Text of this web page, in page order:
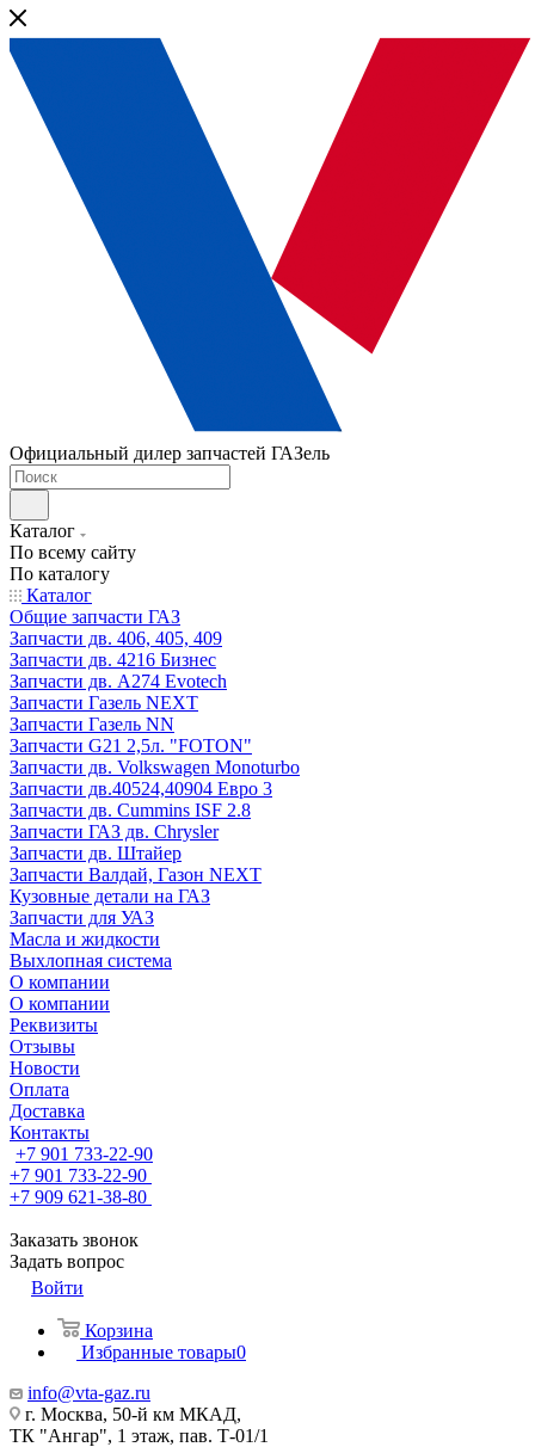
Официальный дилер запчастей ГАЗель
Каталог
По всему сайту
По каталогу
Каталог
Общие запчасти ГАЗ
Запчасти дв. 406, 405, 409
Запчасти дв. 4216 Бизнес
Запчасти дв. A274 Evotech
Запчасти Газель NEXT
Запчасти Газель NN
Запчасти G21 2,5л. "FOTON"
Запчасти дв. Volkswagen Monoturbo
Запчасти дв.40524,40904 Евро 3
Запчасти дв. Cummins ISF 2.8
Запчасти ГАЗ дв. Chrysler
Запчасти дв. Штайер
Запчасти Валдай, Газон NEXT
Кузовные детали на ГАЗ
Запчасти для УАЗ
Масла и жидкости
Выхлопная система
О компании
О компании
Реквизиты
Отзывы
Новости
Оплата
Доставка
Контакты
+7 901 733-22-90
+7 901 733-22-90
+7 909 621-38-80
Заказать звонок
Задать вопрос
Войти
Корзина
Избранные товары0
info@vta-gaz.ru
г. Москва, 50-й км МКАД,
ТК "Ангар", 1 этаж, пав. Т-01/1